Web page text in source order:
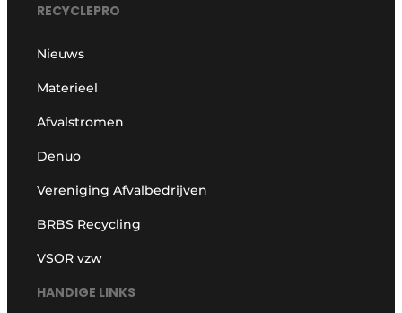
RECYCLEPRO
Nieuws
Materieel
Afvalstromen
Denuo
Vereniging Afvalbedrijven
BRBS Recycling
VSOR vzw
HANDIGE LINKS